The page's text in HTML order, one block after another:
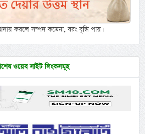
করলে সম্পদ কমেনা, বরং বৃদ্ধি পায়।
ওয়েব সাইট লিংকসমূহ